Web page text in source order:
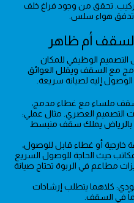
تحقق من وجود فراغ خلف
هواء سلس.
أم ظاهر
التصميم الوظيفي للمكان
مع السقف ويقلل العوائق
إليه لصيانة سريعة.
ملساء مع غطاء مدمج،
التصميم العصري. مثال عملي:
بالرياض يملك سقف منبسط
خارجية أو غطاء قابل للوصول،
حيث الحاجة للوصول السريع
مطاعم في الربوة تحتاج صيانة
كلاهما يتطلب إرشادات
في السقف.